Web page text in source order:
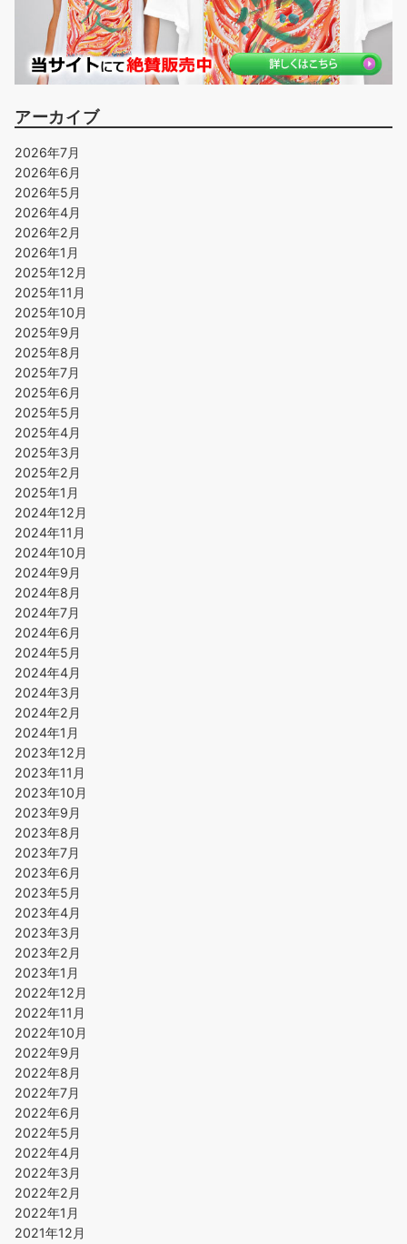
アーカイブ
2026年7月
2026年6月
2026年5月
2026年4月
2026年2月
2026年1月
2025年12月
2025年11月
2025年10月
2025年9月
2025年8月
2025年7月
2025年6月
2025年5月
2025年4月
2025年3月
2025年2月
2025年1月
2024年12月
2024年11月
2024年10月
2024年9月
2024年8月
2024年7月
2024年6月
2024年5月
2024年4月
2024年3月
2024年2月
2024年1月
2023年12月
2023年11月
2023年10月
2023年9月
2023年8月
2023年7月
2023年6月
2023年5月
2023年4月
2023年3月
2023年2月
2023年1月
2022年12月
2022年11月
2022年10月
2022年9月
2022年8月
2022年7月
2022年6月
2022年5月
2022年4月
2022年3月
2022年2月
2022年1月
2021年12月